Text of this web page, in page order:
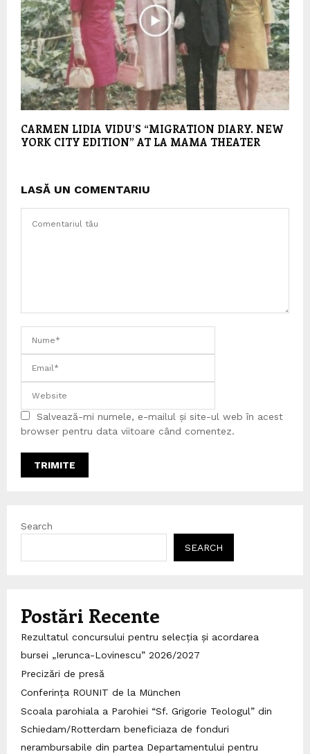
CARMEN LIDIA VIDU’S “MIGRATION DIARY. NEW
YORK CITY EDITION” AT LA MAMA THEATER
LASĂ UN COMENTARIU
Salvează-mi numele, e-mailul și site-ul web în acest
browser pentru data viitoare când comentez.
Search
SEARCH
Postări Recente
Rezultatul concursului pentru selecția și acordarea
bursei „Ierunca-Lovinescu” 2026/2027
Precizări de presă
Conferința ROUNIT de la München
Scoala parohiala a Parohiei “Sf. Grigorie Teologul” din
Schiedam/Rotterdam beneficiaza de fonduri
nerambursabile din partea Departamentului pentru